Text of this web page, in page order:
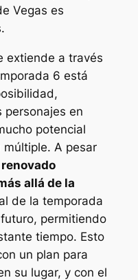
Vegas es
extiende a través
6 está
personajes en
potencial
A pesar
allá de la
de la temporada
permitiendo
tiempo. Esto
un plan para
su lugar, y con el